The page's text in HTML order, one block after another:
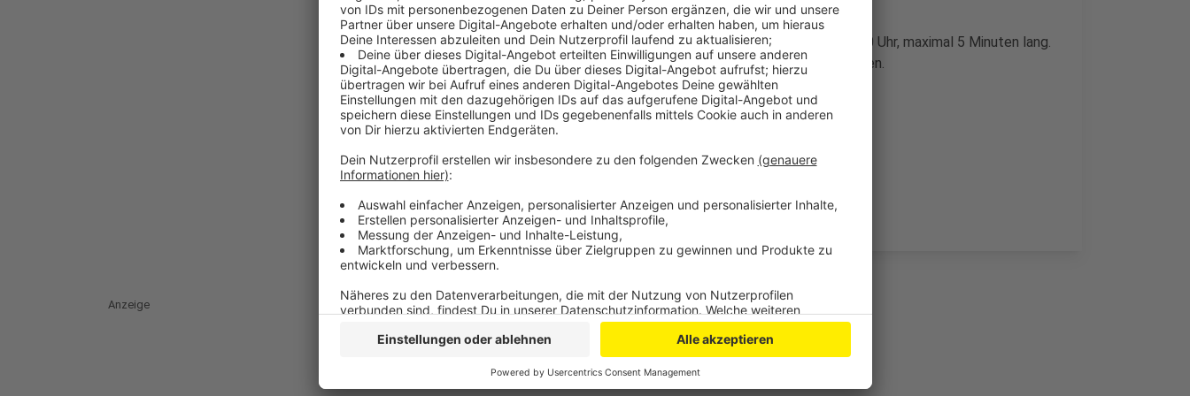
Erlaubt wird der Ruf zum Freitagsgebet zwischen 12:00 und 15:00 Uhr, maximal 5 Minuten lang.
Die Moscheegemeinden müssen bei der Stadt einen Antrag stellen.
Anzeige